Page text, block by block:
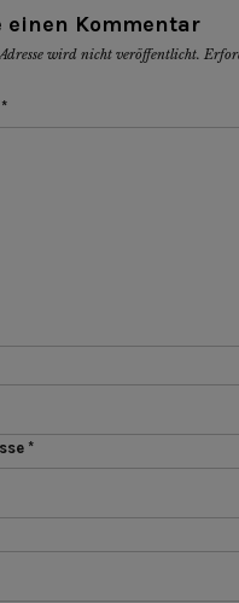
einen Kommentar
wird nicht veröffentlicht.
*
*